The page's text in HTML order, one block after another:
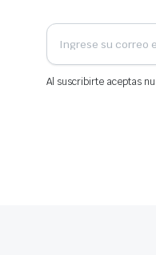
Al suscribirte aceptas